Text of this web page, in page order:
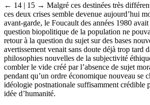
← 14 | 15 → Malgré ces destinées très
ces deux crises semble devenue aujourd’hui
avant-garde, le Foucault des années 1980
question biopolitique de la population ne
retour à la question du sujet sur des bases
avertissement venait sans doute déjà trop tard
philosophies nouvelles de la subjectivité
combler le vide créé par l’absence de sujet
pendant qu’un ordre économique nouveau se
idéologie postnationale suffisamment crédible
idée d’humanité.